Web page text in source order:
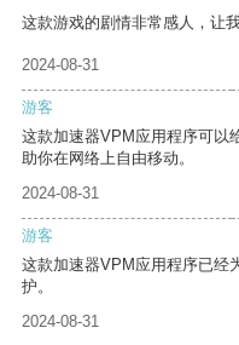
这款游戏的剧情非常感人，让
2024-08-31
游客
这款加速器VPM应用程序可以
助你在网络上自由移动。
2024-08-31
游客
这款加速器VPM应用程序已经
护。
2024-08-31